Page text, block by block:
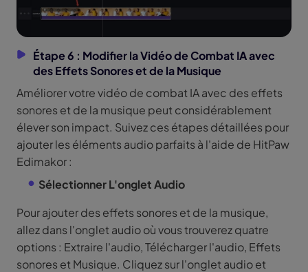
Étape 6 : Modifier la Vidéo de Combat IA avec
des Effets Sonores et de la Musique
Améliorer votre vidéo de combat IA avec des effets
sonores et de la musique peut considérablement
élever son impact. Suivez ces étapes détaillées pour
ajouter les éléments audio parfaits à l'aide de HitPaw
Edimakor :
Sélectionner L'onglet Audio
Pour ajouter des effets sonores et de la musique,
allez dans l'onglet audio où vous trouverez quatre
options : Extraire l'audio, Télécharger l'audio, Effets
sonores et Musique. Cliquez sur l'onglet audio et